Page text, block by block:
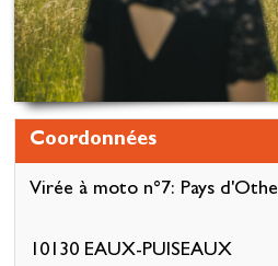
Coordonnées
Virée à moto n°7: Pays d'Othe
10130 EAUX-PUISEAUX